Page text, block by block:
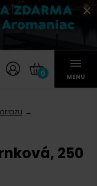
0 MENU
250